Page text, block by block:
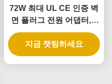
72W 최대 UL CE 인증 벽
면 플러그 전원 어댑터, 3
년 보증
지금 챗팅하세요